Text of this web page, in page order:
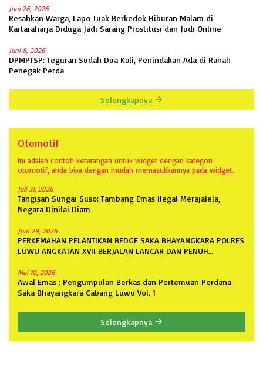
Juni 26, 2026
Resahkan Warga, Lapo Tuak Berkedok Hiburan Malam di
Kartaraharja Diduga Jadi Sarang Prostitusi dan Judi Online
Juni 8, 2026
DPMPTSP: Teguran Sudah Dua Kali, Penindakan Ada di Ranah
Penegak Perda
Selengkapnya
Otomotif
Ini adalah contoh keterangan untuk widget dengan kategori
otomotif, anda bisa dengan mudah memasukkannya pada widget.
Juli 31, 2026
Tangisan Sungai Suso: Tambang Emas Ilegal Merajalela,
Negara Dinilai Diam
Juni 29, 2026
PERKEMAHAN PELANTIKAN BEDGE SAKA BHAYANGKARA POLRES
LUWU ANGKATAN XVII BERJALAN LANCAR DAN PENUH
Mei 10, 2026
Awal Emas : Pengumpulan Berkas dan Pertemuan Perdana
Saka Bhayangkara Cabang Luwu Vol. 1
Selengkapnya